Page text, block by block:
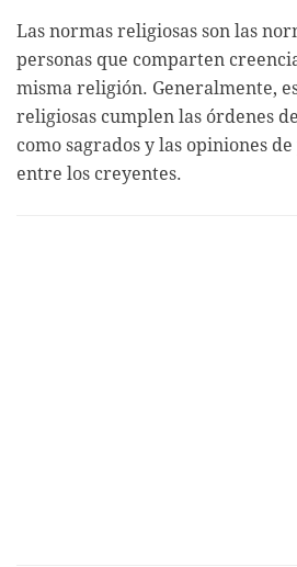
Las normas religiosas son las
personas que comparten
misma religión. Generalmente,
religiosas cumplen las órdenes
como sagrados y las opiniones
entre los creyentes.